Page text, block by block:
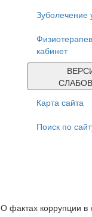
Зуболечение
кабинет
Карта сайта
Поиск по
О фактах коррупции